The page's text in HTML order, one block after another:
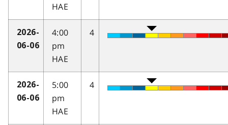
HAE
2026-
06-06
4:00
pm
HAE
4
2026-
06-06
5:00
pm
HAE
4